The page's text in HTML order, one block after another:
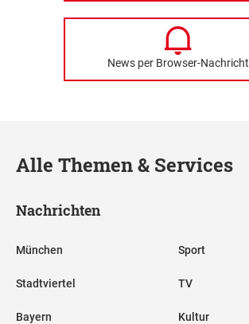
News per Browser-Nachricht
Alle Themen & Services
Nachrichten
München
Stadtviertel
Bayern
Sport
TV
Kultur